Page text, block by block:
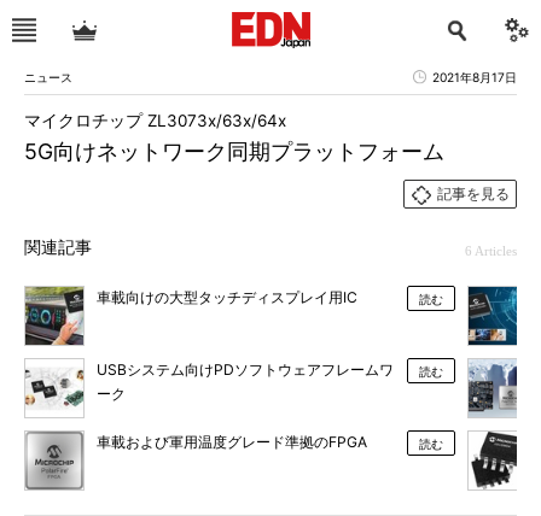
ニュース 2021年8月17日
5G向けネットワーク同期プラットフォーム
マイクロチップ ZL3073x/63x/64x
記事を見る
関連記事 6 Articles
車載向けの大型タッチディスプレイ用IC 読む
USBシステム向けPDソフトウェアフレームワ
ーク
読む
車載および軍用温度グレード準拠のFPGA 読む